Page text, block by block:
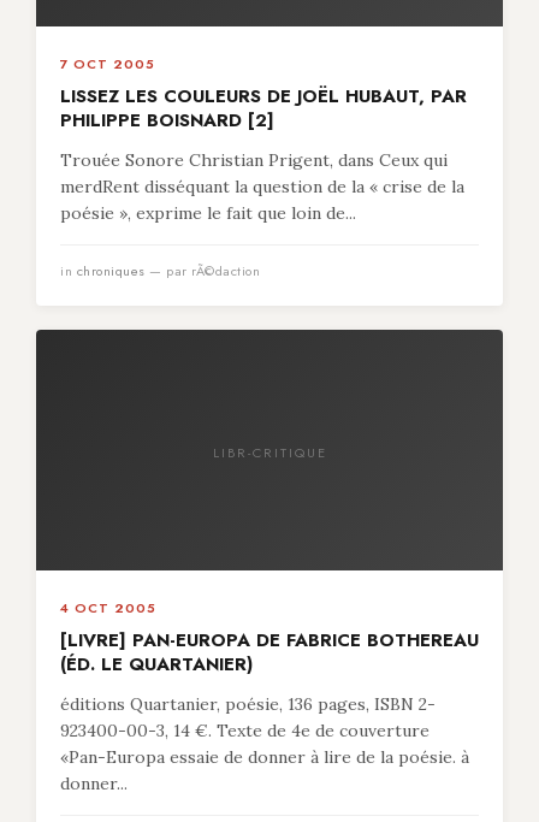
7 OCT 2005
LISSEZ LES COULEURS DE JOËL HUBAUT, PAR
PHILIPPE BOISNARD [2]
Trouée Sonore Christian Prigent, dans Ceux qui
merdRent disséquant la question de la « crise de la
poésie », exprime le fait que loin de...
in chroniques — par rÃ©daction
LIBR-CRITIQUE
4 OCT 2005
[LIVRE] PAN-EUROPA DE FABRICE BOTHEREAU
(ÉD. LE QUARTANIER)
éditions Quartanier, poésie, 136 pages, ISBN 2-
923400-00-3, 14 €. Texte de 4e de couverture
«Pan-Europa essaie de donner à lire de la poésie. à
donner...